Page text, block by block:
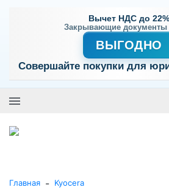
Вычет НДС до 22%
Закрывающие
ВЫГОДНО
Совершайте покупки для
Главная - Kyocera